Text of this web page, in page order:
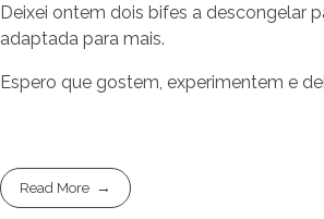
Deixei ontem dois bifes a descongelar
adaptada para mais.
Espero que gostem, experimentem e
Read More